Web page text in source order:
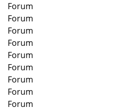
Forum
Forum
Forum
Forum
Forum
Forum
Forum
Forum
Forum